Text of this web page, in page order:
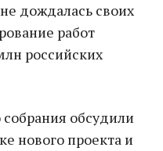
дождалась своих
работ
российских
обсудили
нового проекта и